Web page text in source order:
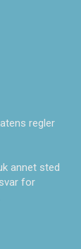
regler
annet sted
for